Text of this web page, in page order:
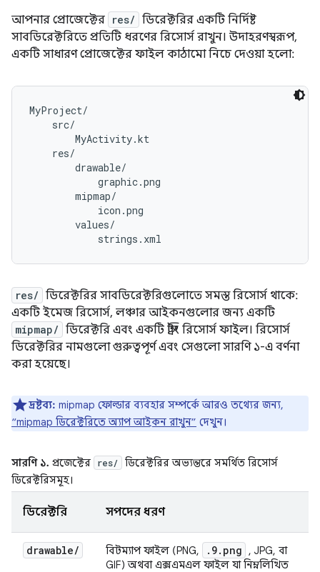
আপনার প্রোজেক্টের res/ ডিরেক্টরির একটি নির্দিষ্ট
সাবডিরেক্টরিতে প্রতিটি ধরণের রিসোর্স রাখুন। উদাহরণস্বরূপ,
একটি সাধারণ প্রোজেক্টের ফাইল কাঠামো নিচে দেওয়া হলো:
MyProject/
    src/
        MyActivity.kt
    res/
        drawable/
            graphic.png
        mipmap/
            icon.png
        values/
res/ ডিরেক্টরির সাবডিরেক্টরিগুলোতে সমস্ত রিসোর্স থাকে:
একটি ইমেজ রিসোর্স, লঞ্চার আইকনগুলোর জন্য একটি
mipmap/ ডিরেক্টরি এবং একটি স্ট্রিং রিসোর্স ফাইল। রিসোর্স
ডিরেক্টরির নামগুলো গুরুত্বপূর্ণ এবং সেগুলো সারণি ১-এ বর্ণনা
করা হয়েছে।
দ্রষ্টব্য: mipmap ফোল্ডার ব্যবহার সম্পর্কে আরও তথ্যের জন্য,
“mipmap ডিরেক্টরিতে অ্যাপ আইকন রাখুন” দেখুন।
সারণি ১. প্রজেক্টের res/
ডিরেক্টরির অভ্যন্তরে সমর্থিত রিসোর্স
ডিরেক্টরিসমূহ।
ডিরেক্টরি সম্পদের ধরণ
drawable/ বিটম্যাপ ফাইল (PNG, .9.png
, JPG, বা
GIF) অথবা এক্সএমএল ফাইল যা নিম্নলিখিত